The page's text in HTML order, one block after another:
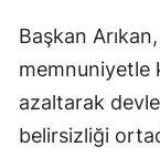
Başkan
memnuniyetle
azaltarak
belirsizliği